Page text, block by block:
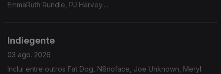
EmmaRuth Rundle, PJ Harvey....
Indiegente
03 ago. 2026
Inclui entre outros Fat Dog, N8noface, Joe Unknown, Meryl